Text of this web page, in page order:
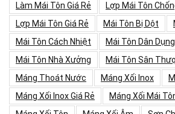
Làm Mái Tôn Giá Rẻ
Lợp Mái Tôn
Lợp Mái Tôn Giá Rẻ
Mái Tôn Bị Dột
Mái Tôn Cách Nhiệt
Mái Tôn Dân Dụng
Mái Tôn Nhà Xưởng
Mái Tôn Sân
Máng Thoát Nước
Máng Xối Inox
Máng Xối Inox Giá Rẻ
Máng Xối Mái